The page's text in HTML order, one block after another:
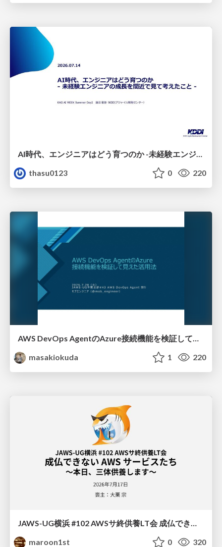
AI時代、エンジニアはどう育つのか -未経験エンジニアの成長を間近で見て考えたこと-
thasu0123
0 220
AWS DevOps AgentのAzure接続機能を検証して見えた活用法／Use Cases Verified for the AWS DevOps Agent's Azure Connectivity Feature
masakiokuda
1 220
maroon1st
0 320